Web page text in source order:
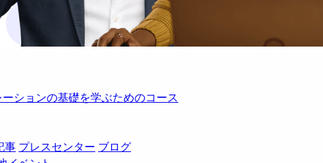
ションの基礎を学ぶためのコース
事 プレスセンター ブログ